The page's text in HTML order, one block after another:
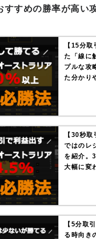
すすめの勝率が高い
【15分
た「線に
プルな攻
た分かり
【30秒
ではのレ
を紹介。
大幅に変
【5分取
る時向き